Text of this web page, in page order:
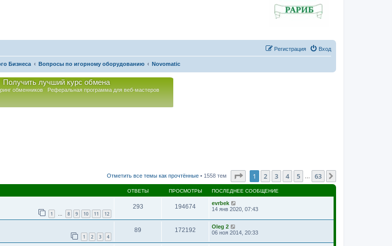
Вход
Регистрация
Бизнеса Вопросы по игорному оборудованию Novomatic
Получить лучший курс обмена
обменников Реферальная программа для веб-мастеров
Отметить все темы как прочтённые • 1558 тем Страница1 из 63
1 2 3 4 5 63
ОТВЕТЫ ПРОСМОТРЫ ПОСЛЕДНЕЕ СООБЩЕНИЕ
1 … 8 9 10 11 12
293 194674
evrbek
14 янв 2020, 07:43
1 2 3 4
89 172192
Oleg 2
06 ноя 2014, 20:33